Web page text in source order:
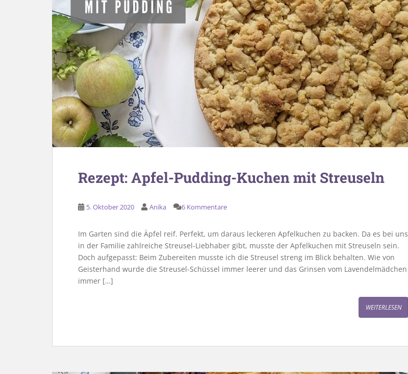
Rezept: Apfel-Pudding-Kuchen mit Streuseln
5. Oktober 2020 Anika 6 Kommentare
Im Garten sind die Äpfel reif. Perfekt, um daraus leckeren Apfelkuchen zu backen. Da es bei uns
in der Familie zahlreiche Streusel-Liebhaber gibt, musste der Apfelkuchen mit Streuseln sein.
Doch aufgepasst: Beim Zubereiten musste ich die Streusel streng im Blick behalten. Wie von
Geisterhand wurde die Streusel-Schüssel immer leerer und das Grinsen vom Lavendelmädchen
immer […]
WEITERLESEN